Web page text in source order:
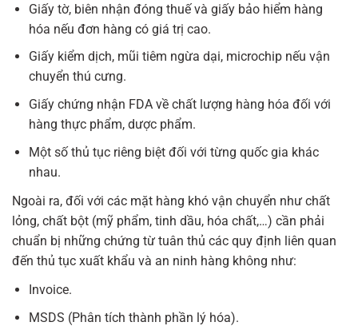
Giấy tờ, biên nhận đóng thuế và giấy bảo hiểm hàng
hóa nếu đơn hàng có giá trị cao.
Giấy kiểm dịch, mũi tiêm ngừa dại, microchip nếu vận
chuyển thú cưng.
Giấy chứng nhận FDA về chất lượng hàng hóa đối với
hàng thực phẩm, dược phẩm.
Một số thủ tục riêng biệt đối với từng quốc gia khác
nhau.
Ngoài ra, đối với các mặt hàng khó vận chuyển như chất
lỏng, chất bột (mỹ phẩm, tinh dầu, hóa chất,…) cần phải
chuẩn bị những chứng từ tuân thủ các quy định liên quan
đến thủ tục xuất khẩu và an ninh hàng không như:
Invoice.
MSDS (Phân tích thành phần lý hóa).